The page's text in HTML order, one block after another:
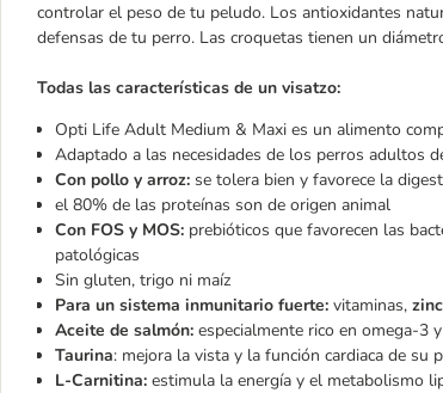
controlar el peso de tu peludo. Los antioxidantes
defensas de tu perro. Las croquetas tienen un
Todas las características de un visatzo:
Opti Life Adult Medium & Maxi es un alimento
Adaptado a las necesidades de los perros adultos
Con pollo y arroz: se tolera bien y favorece la
el 80% de las proteínas son de origen animal
Con FOS y MOS: prebióticos que favorecen las
patológicas
Sin gluten, trigo ni maíz
Para un sistema inmunitario fuerte: vitaminas, zinc
Aceite de salmón: especialmente rico en omega-3
Taurina: mejora la vista y la función cardiaca de su
L-Carnitina: estimula la energía y el metabolismo